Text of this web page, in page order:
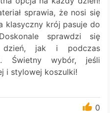
sprawia, że nosi się
klasyczny krój pasuje do
sprawdzi się
jak i podczas
Świetny wybór, jeśli
i stylowej koszulki!
0